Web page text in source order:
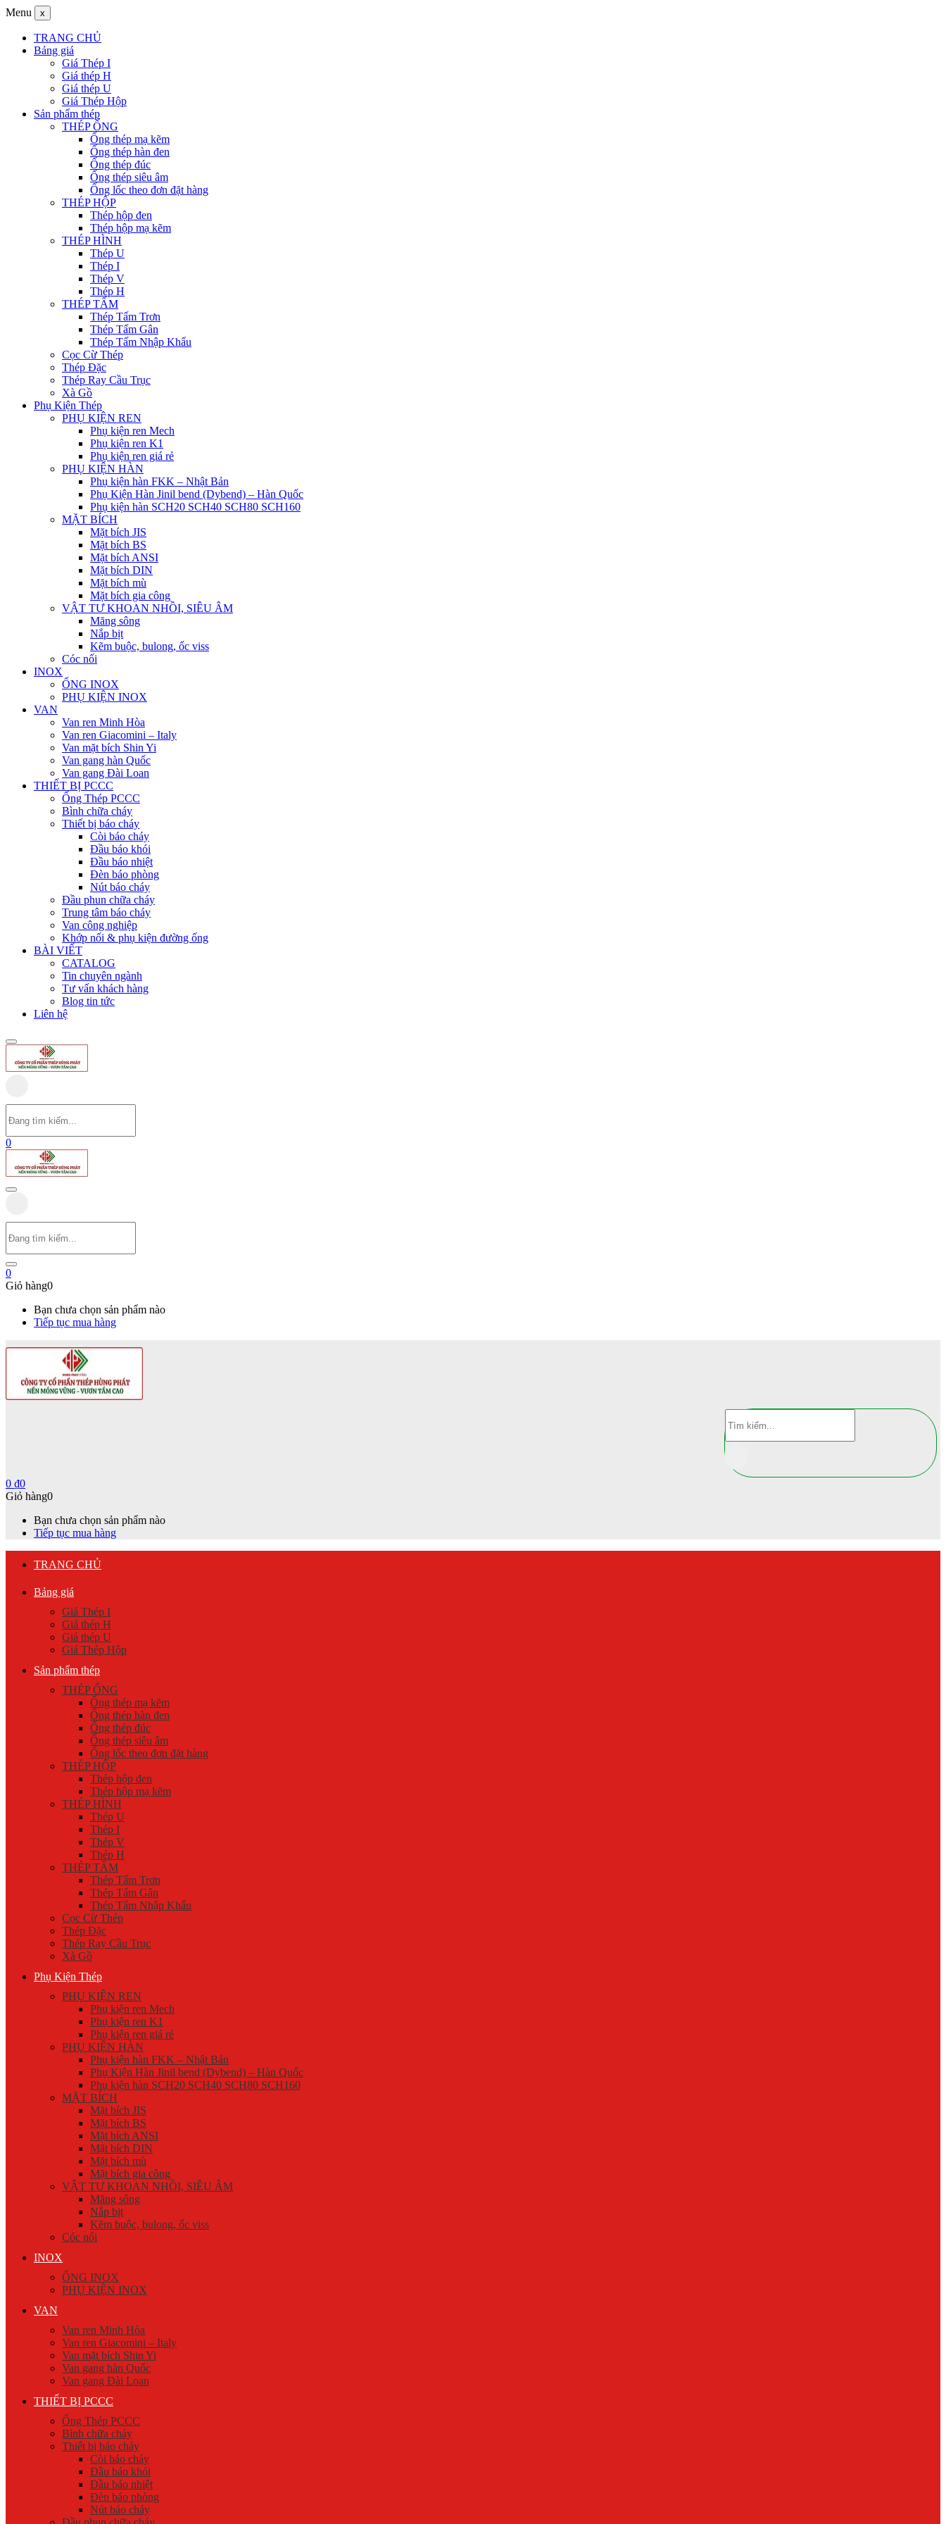
Menu x
TRANG CHỦ
Bảng giá
Giá Thép I
Giá thép H
Giá thép U
Giá Thép Hộp
Sản phẩm thép
THÉP ỐNG
Ống thép mạ kẽm
Ống thép hàn đen
Ống thép đúc
Ống thép siêu âm
Ống lốc theo đơn đặt hàng
THÉP HỘP
Thép hộp đen
Thép hộp mạ kẽm
THÉP HÌNH
Thép U
Thép I
Thép V
Thép H
THÉP TẤM
Thép Tấm Trơn
Thép Tấm Gân
Thép Tấm Nhập Khẩu
Cọc Cừ Thép
Thép Đặc
Thép Ray Cầu Trục
Xà Gồ
Phụ Kiện Thép
PHỤ KIỆN REN
Phụ kiện ren Mech
Phụ kiện ren K1
Phụ kiện ren giá rẻ
PHỤ KIỆN HÀN
Phụ kiện hàn FKK – Nhật Bản
Phụ Kiện Hàn Jinil bend (Dybend) – Hàn Quốc
Phụ kiện hàn SCH20 SCH40 SCH80 SCH160
MẶT BÍCH
Mặt bích JIS
Mặt bích BS
Mặt bích ANSI
Mặt bích DIN
Mặt bích mù
Mặt bích gia công
VẬT TƯ KHOAN NHỒI, SIÊU ÂM
Măng sông
Nắp bịt
Kẽm buộc, bulong, ốc viss
Cóc nối
INOX
ỐNG INOX
PHỤ KIỆN INOX
VAN
Van ren Minh Hòa
Van ren Giacomini – Italy
Van mặt bích Shin Yi
Van gang hàn Quốc
Van gang Đài Loan
THIẾT BỊ PCCC
Ống Thép PCCC
Bình chữa cháy
Thiết bị báo cháy
Còi báo cháy
Đầu báo khói
Đầu báo nhiệt
Đèn báo phòng
Nút báo cháy
Đầu phun chữa cháy
Trung tâm báo cháy
Van công nghiệp
Khớp nối & phụ kiện đường ống
BÀI VIẾT
CATALOG
Tin chuyên ngành
Tư vấn khách hàng
Blog tin tức
Liên hệ
0
0
Giỏ hàng0
Bạn chưa chọn sản phẩm nào
Tiếp tục mua hàng
0 ₫0
Giỏ hàng0
Bạn chưa chọn sản phẩm nào
Tiếp tục mua hàng
TRANG CHỦ
Bảng giá
Giá Thép I
Giá thép H
Giá thép U
Giá Thép Hộp
Sản phẩm thép
THÉP ỐNG
Ống thép mạ kẽm
Ống thép hàn đen
Ống thép đúc
Ống thép siêu âm
Ống lốc theo đơn đặt hàng
THÉP HỘP
Thép hộp đen
Thép hộp mạ kẽm
THÉP HÌNH
Thép U
Thép I
Thép V
Thép H
THÉP TẤM
Thép Tấm Trơn
Thép Tấm Gân
Thép Tấm Nhập Khẩu
Cọc Cừ Thép
Thép Đặc
Thép Ray Cầu Trục
Xà Gồ
Phụ Kiện Thép
PHỤ KIỆN REN
Phụ kiện ren Mech
Phụ kiện ren K1
Phụ kiện ren giá rẻ
PHỤ KIỆN HÀN
Phụ kiện hàn FKK – Nhật Bản
Phụ Kiện Hàn Jinil bend (Dybend) – Hàn Quốc
Phụ kiện hàn SCH20 SCH40 SCH80 SCH160
MẶT BÍCH
Mặt bích JIS
Mặt bích BS
Mặt bích ANSI
Mặt bích DIN
Mặt bích mù
Mặt bích gia công
VẬT TƯ KHOAN NHỒI, SIÊU ÂM
Măng sông
Nắp bịt
Kẽm buộc, bulong, ốc viss
Cóc nối
INOX
ỐNG INOX
PHỤ KIỆN INOX
VAN
Van ren Minh Hòa
Van ren Giacomini – Italy
Van mặt bích Shin Yi
Van gang hàn Quốc
Van gang Đài Loan
THIẾT BỊ PCCC
Ống Thép PCCC
Bình chữa cháy
Thiết bị báo cháy
Còi báo cháy
Đầu báo khói
Đầu báo nhiệt
Đèn báo phòng
Nút báo cháy